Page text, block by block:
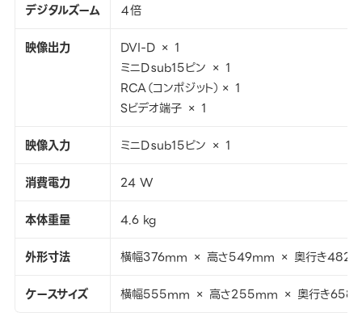
デジタルズーム
４倍
映像出力
DVI-D × 1
ミニDｓub15ピン × 1
RCA（コンポジット）× 1
Sビデオ端子 × 1
映像入力
ミニDｓub15ピン × 1
消費電力
24 W
本体重量
4.6 kg
外形寸法
横幅376mm × 高さ549mm × 奥行き
ケースサイズ
横幅555mm × 高さ255mm × 奥行き